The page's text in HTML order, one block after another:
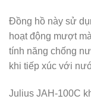
Đồng hồ này sử
hoạt động mượt
tính năng chống
khi tiếp xúc với
Julius JAH-100C